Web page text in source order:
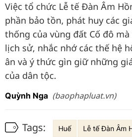
Việc tổ chức Lễ tế Đàn Âm
phần bảo tồn, phát huy các
thống của vùng đất Cố đô
lịch sử, nhắc nhớ các thế hệ
ân và ý thức gìn giữ những
của dân tộc.
Quỳnh Nga (baophapluat.vn)
Tags: Huế Lễ tế Đàn Âm